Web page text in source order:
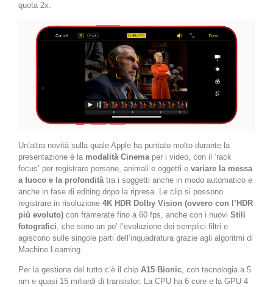
quota 2x.
Un’altra novità sulla quale Apple ha puntato molto durante la
presentazione è la modalità Cinemaper i video, con il ‘rack
focus’ per registrare persone, animali e oggetti e variare la messa
a fuoco e la profonditàtra i soggetti anche in modo automatico e
anche in fase di editing dopo la ripresa. Le clip si possono
registrare in risoluzione 4K HDR Dolby Vision (ovvero con l’HDR
più evoluto) con framerate fino a 60 fps, anche con i nuovi Stili
fotografici, che sono un po’ l’evoluzione dei semplici filtri e
agiscono sulle singole parti dell’inquadratura grazie agli algoritmi di
Machine Learning.
Per la gestione del tutto c’è il chip A15 Bionic, con tecnologia a 5
nm e quasi 15 miliardi di transistor. La CPU ha 6 core e la GPU 4